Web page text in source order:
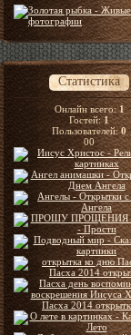
Статистика
Онлайн всего:1
Гостей:1
Пользователей:0
00